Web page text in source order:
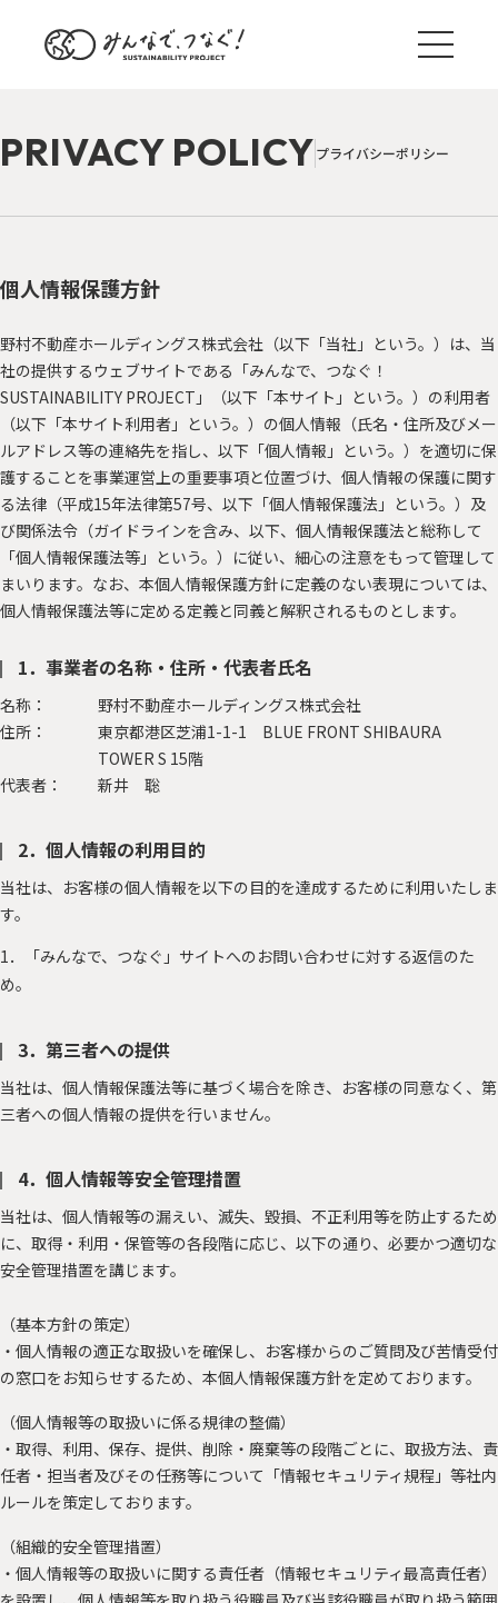
ブログ一覧
TREND サステナ国内外事例
ACTION 野村のサステナアクション
PEOPLE サステナに向き合う人々
CHALLENGE 「みんつな」の歩み
OTHERS その他
森を、つなぐ 東京プロジェクト
PRIVACY POLICYプライバシーポリシー
個人情報保護方針
野村不動産ホールディングス株式会社（以下「当社」という。）は、当
社の提供するウェブサイトである「みんなで、つなぐ！
SUSTAINABILITY PROJECT」（以下「本サイト」という。）の利用者
（以下「本サイト利用者」という。）の個人情報（氏名・住所及びメー
ルアドレス等の連絡先を指し、以下「個人情報」という。）を適切に保
護することを事業運営上の重要事項と位置づけ、個人情報の保護に関す
る法律（平成15年法律第57号、以下「個人情報保護法」という。）及
び関係法令（ガイドラインを含み、以下、個人情報保護法と総称して
「個人情報保護法等」という。）に従い、細心の注意をもって管理して
まいります。なお、本個人情報保護方針に定義のない表現については、
個人情報保護法等に定める定義と同義と解釈されるものとします。
1．事業者の名称・住所・代表者氏名
名称：
野村不動産ホールディングス株式会社
住所：
東京都港区芝浦1-1-1 BLUE FRONT SHIBAURA
TOWER S 15階
代表者：
新井 聡
2．個人情報の利用目的
当社は、お客様の個人情報を以下の目的を達成するために利用いたしま
す。
1．「みんなで、つなぐ」サイトへのお問い合わせに対する返信のた
め。
3．第三者への提供
当社は、個人情報保護法等に基づく場合を除き、お客様の同意なく、第
三者への個人情報の提供を行いません。
4．個人情報等安全管理措置
当社は、個人情報等の漏えい、滅失、毀損、不正利用等を防止するため
に、取得・利用・保管等の各段階に応じ、以下の通り、必要かつ適切な
安全管理措置を講じます。
（基本方針の策定）
・個人情報の適正な取扱いを確保し、お客様からのご質問及び苦情受付
の窓口をお知らせするため、本個人情報保護方針を定めております。
（個人情報等の取扱いに係る規律の整備）
・取得、利用、保存、提供、削除・廃棄等の段階ごとに、取扱方法、責
任者・担当者及びその任務等について「情報セキュリティ規程」等社内
ルールを策定しております。
（組織的安全管理措置）
・個人情報等の取扱いに関する責任者（情報セキュリティ最高責任者）